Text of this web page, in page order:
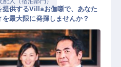
提供するVillaお伽噺で、あなた
最大限に発揮しませんか？